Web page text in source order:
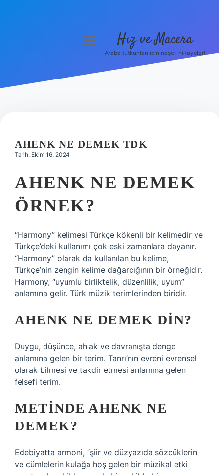
Hakkımızda
menüyü
Hız ve Macera
Araba tutkunları için neşeli hikayeler!
AHENK NE DEMEK TDK
Tarih: Ekim 16, 2024
AHENK NE DEMEK
ÖRNEK?
“Harmony” kelimesi Türkçe kökenli bir kelimedir ve
Türkçe’deki kullanımı çok eski zamanlara dayanır.
“Harmony” olarak da kullanılan bu kelime,
Türkçe’nin zengin kelime dağarcığının bir örneğidir.
Harmony, “uyumlu birliktelik, düzenlilik, uyum”
anlamına gelir. Türk müzik terimlerinden biridir.
AHENK NE DEMEK DIN?
Duygu, düşünce, ahlak ve davranışta denge
anlamına gelen bir terim. Tanrı’nın evreni evrensel
olarak bilmesi ve takdir etmesi anlamına gelen
felsefi terim.
METINDE AHENK NE
DEMEK?
Edebiyatta armoni, “şiir ve düzyazıda sözcüklerin
ve cümlelerin kulağa hoş gelen bir müzikal etki